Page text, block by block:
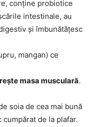
conține probiotice
intestinale, au
și îmbunătățesc
mangan) ce
masa musculară.
soia de cea mai bună
de la plafar.